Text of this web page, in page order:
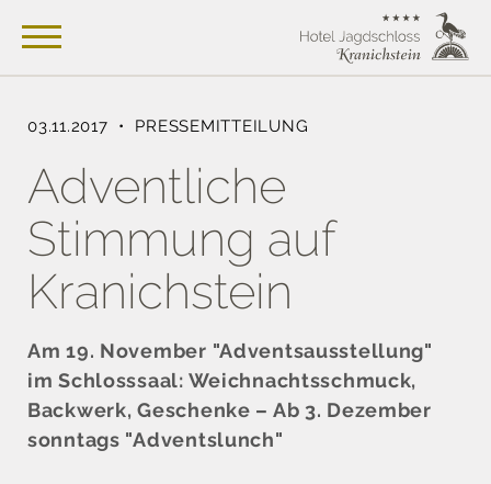
03.11.2017 • PRESSEMITTEILUNG
Adventliche
Stimmung auf
Kranichstein
Am 19. November "Adventsausstellung"
im Schlosssaal: Weichnachtsschmuck,
Backwerk, Geschenke – Ab 3. Dezember
sonntags "Adventslunch"